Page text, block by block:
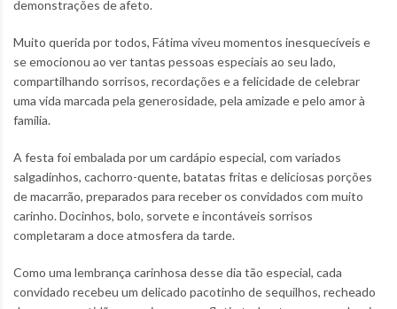
demonstrações de afeto.
Muito querida por todos, Fátima viveu momentos inesquecíveis e
se emocionou ao ver tantas pessoas especiais ao seu lado,
compartilhando sorrisos, recordações e a felicidade de celebrar
uma vida marcada pela generosidade, pela amizade e pelo amor à
família.
A festa foi embalada por um cardápio especial, com variados
salgadinhos, cachorro-quente, batatas fritas e deliciosas porções
de macarrão, preparados para receber os convidados com muito
carinho. Docinhos, bolo, sorvete e incontáveis sorrisos
completaram a doce atmosfera da tarde.
Como uma lembrança carinhosa desse dia tão especial, cada
convidado recebeu um delicado pacotinho de sequilhos, recheado